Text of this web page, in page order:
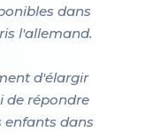
dans
l'allemand.
d'élargir
de répondre
enfants dans